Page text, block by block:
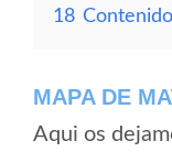
18
MAPA DE
Aqui os